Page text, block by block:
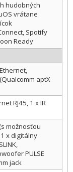
hudobných
vrátane
Spotify
Ready
aptX
RJ45, 1 x IR
možnosťou
x digitálny
PULSE
jack